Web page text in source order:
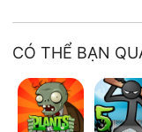
CÓ THỂ BẠN